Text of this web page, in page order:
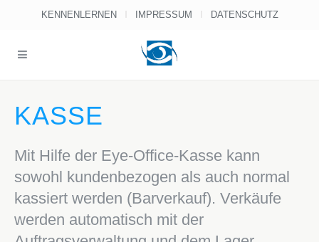
KENNENLERNEN IMPRESSUM DATENSCHUTZ
KASSE
Mit Hilfe der Eye-Office-Kasse kann
sowohl kundenbezogen als auch normal
kassiert werden (Barverkauf). Verkäufe
werden automatisch mit der